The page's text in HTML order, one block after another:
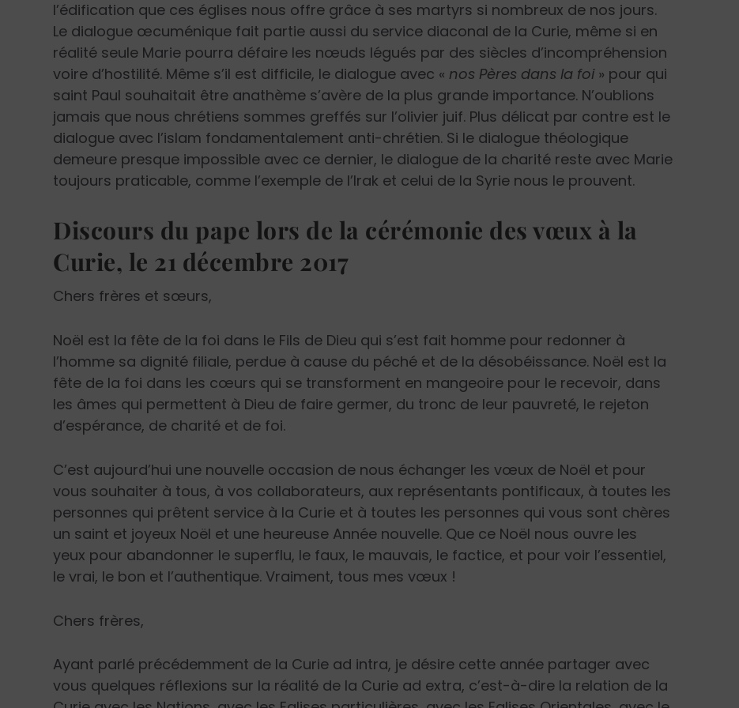
l’édification que ces églises nous offre grâce à ses martyrs si nombreux de nos jours.
Le dialogue œcuménique fait partie aussi du service diaconal de la Curie, même si en
réalité seule Marie pourra défaire les nœuds légués par des siècles d’incompréhension
voire d’hostilité. Même s’il est difficile, le dialogue avec « nos Pères dans la foi » pour qui
saint Paul souhaitait être anathème s’avère de la plus grande importance. N’oublions
jamais que nous chrétiens sommes greffés sur l’olivier juif. Plus délicat par contre est le
dialogue avec l’islam fondamentalement anti-chrétien. Si le dialogue théologique
demeure presque impossible avec ce dernier, le dialogue de la charité reste avec Marie
toujours praticable, comme l’exemple de l’Irak et celui de la Syrie nous le prouvent.
Discours du pape lors de la cérémonie des vœux à la
Curie, le 21 décembre 2017
Chers frères et sœurs,
Noël est la fête de la foi dans le Fils de Dieu qui s’est fait homme pour redonner à
l’homme sa dignité filiale, perdue à cause du péché et de la désobéissance. Noël est la
fête de la foi dans les cœurs qui se transforment en mangeoire pour le recevoir, dans
les âmes qui permettent à Dieu de faire germer, du tronc de leur pauvreté, le rejeton
d’espérance, de charité et de foi.
C’est aujourd’hui une nouvelle occasion de nous échanger les vœux de Noël et pour
vous souhaiter à tous, à vos collaborateurs, aux représentants pontificaux, à toutes les
personnes qui prêtent service à la Curie et à toutes les personnes qui vous sont chères
un saint et joyeux Noël et une heureuse Année nouvelle. Que ce Noël nous ouvre les
yeux pour abandonner le superflu, le faux, le mauvais, le factice, et pour voir l’essentiel,
le vrai, le bon et l’authentique. Vraiment, tous mes vœux !
Chers frères,
Ayant parlé précédemment de la Curie ad intra, je désire cette année partager avec
vous quelques réflexions sur la réalité de la Curie ad extra, c’est-à-dire la relation de la